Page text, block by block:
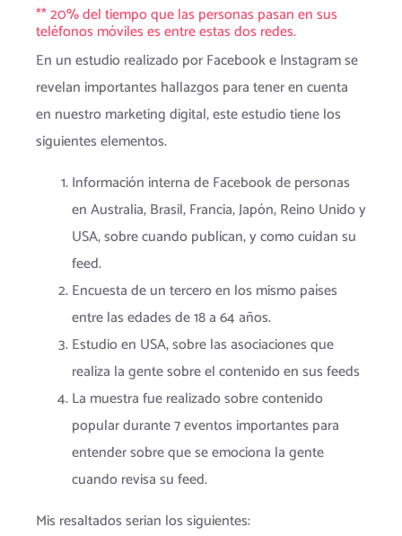
** 20% del tiempo que las personas pasan en sus
teléfonos móviles es entre estas dos redes.
En un estudio realizado por Facebook e Instagram se
revelan importantes hallazgos para tener en cuenta
en nuestro marketing digital, este estudio tiene los
siguientes elementos.
Información interna de Facebook de personas
en Australia, Brasil, Francia, Japón, Reino Unido y
USA, sobre cuando publican, y como cuidan su
feed.
Encuesta de un tercero en los mismo países
entre las edades de 18 a 64 años.
Estudio en USA, sobre las asociaciones que
realiza la gente sobre el contenido en sus feeds
La muestra fue realizado sobre contenido
popular durante 7 eventos importantes para
entender sobre que se emociona la gente
cuando revisa su feed.
Mis resaltados serian los siguientes: